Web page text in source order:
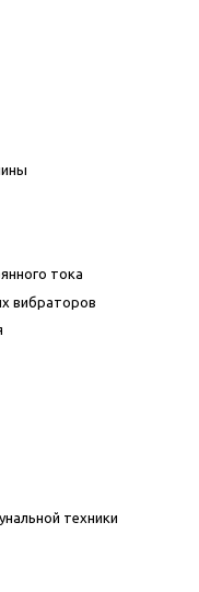
тока
вибраторов
техники